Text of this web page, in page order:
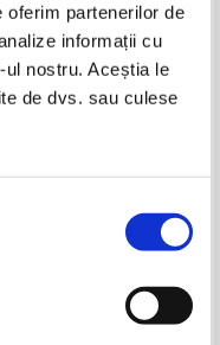
oferim partenerilor de
informații cu
nostru. Aceștia le
de dvs. sau culese
Limba Romana, anul
XVIII, nr. 2, 1969
Pret:10,00Lei 4,00 Lei
în coș